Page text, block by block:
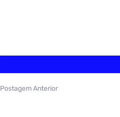
Postagem Anterior